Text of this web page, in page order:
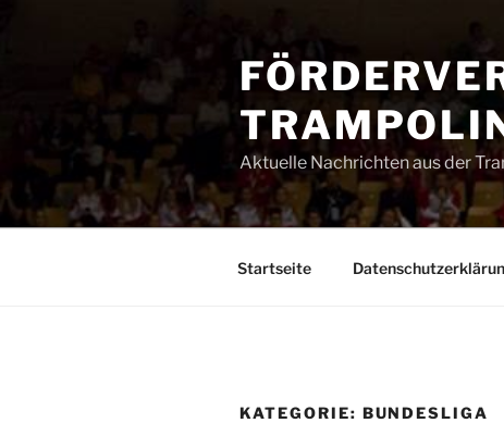
Aktuelle Nachrichten aus der
Startseite
KATEGORIE: BUNDESLIGA